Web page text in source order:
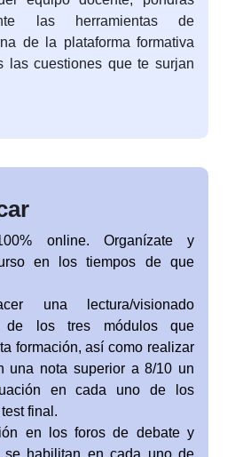
las herramientas de
de la plataforma formativa
las cuestiones que te surjan
online. Organízate y
en los tiempos de que
una lectura/visionado
de los tres módulos que
formación, así como realizar
una nota superior a 8/10 un
en cada uno de los
final.
en los foros de debate y